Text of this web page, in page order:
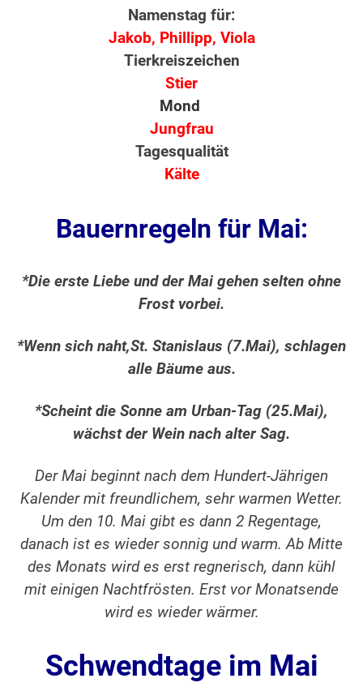
Namenstag für:
Jakob, Phillipp, Viola
Tierkreiszeichen
Stier
Mond
Jungfrau
Tagesqualität
Kälte
Bauernregeln für Mai:
*Die erste Liebe und der Mai gehen selten ohne
Frost vorbei.
*Wenn sich naht,St. Stanislaus (7.Mai), schlagen
alle Bäume aus.
*Scheint die Sonne am Urban-Tag (25.Mai),
wächst der Wein nach alter Sag.
Der Mai beginnt nach dem Hundert-Jährigen
Kalender mit freundlichem, sehr warmen Wetter.
Um den 10. Mai gibt es dann 2 Regentage,
danach ist es wieder sonnig und warm. Ab Mitte
des Monats wird es erst regnerisch, dann kühl
mit einigen Nachtfrösten. Erst vor Monatsende
wird es wieder wärmer.
Schwendtage im Mai